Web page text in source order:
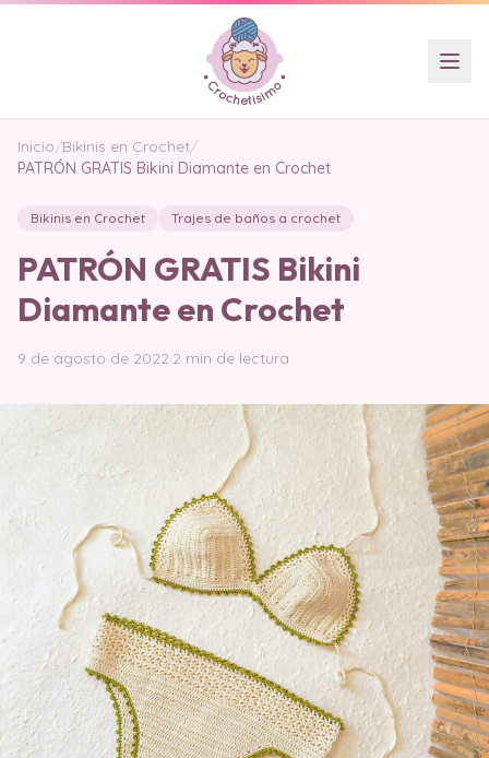
Inicio/Bikinis en Crochet/
PATRÓN GRATIS Bikini Diamante en Crochet
Bikinis en Crochet Trajes de baños a crochet
PATRÓN GRATIS Bikini
Diamante en Crochet
9 de agosto de 2022·2 min de lectura